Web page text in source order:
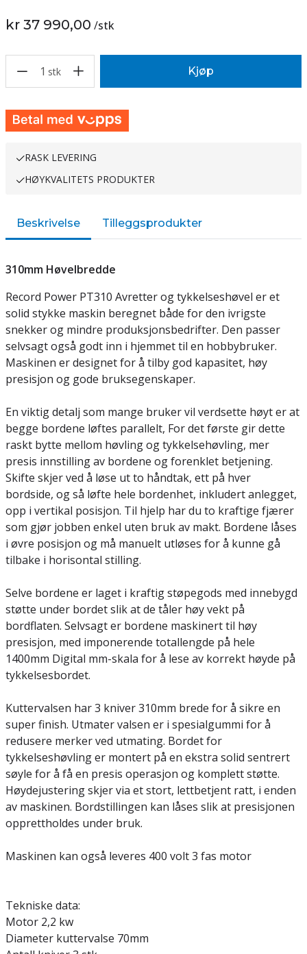
kr 37 990,00 /stk
1 stk Kjøp
RASK LEVERING
HØYKVALITETS PRODUKTER
Beskrivelse Tilleggsprodukter
310mm Høvelbredde
Record Power PT310 Avretter og tykkelseshøvel er et
solid stykke maskin beregnet både for den ivrigste
snekker og mindre produksjonsbedrifter. Den passer
selvsagt også godt inn i hjemmet til en hobbybruker.
Maskinen er designet for å tilby god kapasitet, høy
presisjon og gode bruksegenskaper.
En viktig detalj som mange bruker vil verdsette høyt er at
begge bordene løftes parallelt, For det første gir dette
raskt bytte mellom høvling og tykkelsehøvling, mer
presis innstilling av bordene og forenklet betjening.
Skifte skjer ved å løse ut to håndtak, ett på hver
bordside, og så løfte hele bordenhet, inkludert anlegget,
opp i vertikal posisjon. Til hjelp har du to kraftige fjærer
som gjør jobben enkel uten bruk av makt. Bordene låses
i øvre posisjon og må manuelt utløses for å kunne gå
tilbake i horisontal stilling.
Selve bordene er laget i kraftig støpegods med innebygd
støtte under bordet slik at de tåler høy vekt på
bordflaten. Selvsagt er bordene maskinert til høy
presisjon, med imponerende totallengde på hele
1400mm Digital mm-skala for å lese av korrekt høyde på
tykkelsesbordet.
Kuttervalsen har 3 kniver 310mm brede for å sikre en
super finish. Utmater valsen er i spesialgummi for å
redusere merker ved utmating. Bordet for
tykkelseshøvling er montert på en ekstra solid sentrert
søyle for å få en presis operasjon og komplett støtte.
Høydejustering skjer via et stort, lettbetjent ratt, i enden
av maskinen. Bordstillingen kan låses slik at presisjonen
opprettholdes under bruk.
Maskinen kan også leveres 400 volt 3 fas motor
Tekniske data:
Motor 2,2 kw
Diameter kuttervalse 70mm